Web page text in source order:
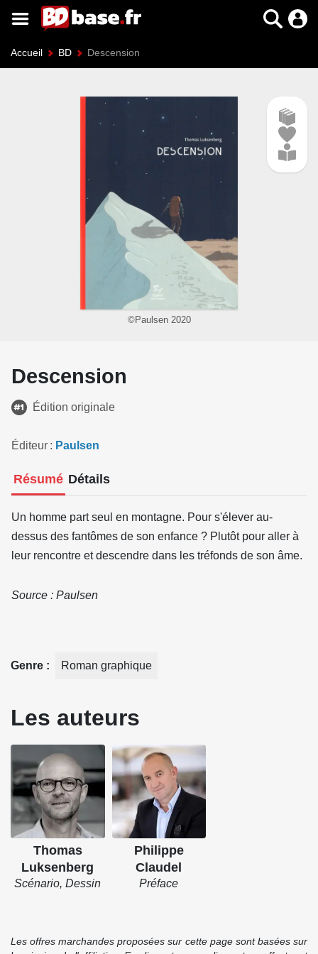
Accueil BD Descension
©Paulsen 2020
Descension
Édition originale
Éditeur Paulsen
Résumé Détails
Un homme part seul en montagne. Pour s'élever au-
dessus des fantômes de son enfance ? Plutôt pour aller à
leur rencontre et descendre dans les tréfonds de son âme.
Source : Paulsen
Genre Roman graphique
Les auteurs
Thomas
Luksenberg
Scénario, Dessin
Philippe
Claudel
Préface
Les offres marchandes proposées sur cette page sont basées sur